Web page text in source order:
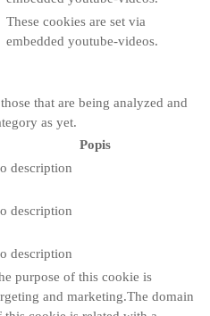
These cookies are set via
embedded youtube-videos.
that are being analyzed and
as yet.
Popis
description
description
description
purpose of this cookie is
and marketing.The domain